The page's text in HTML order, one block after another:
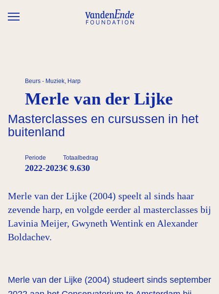
Overslaan en naar de inhoud gaan
Beurs - Muziek, Harp
Merle van der Lijke
Masterclasses en cursussen in het
buitenland
Periode
2022-2023
Totaalbedrag
€ 9.630
Merle van der Lijke (2004) speelt al sinds haar
zevende harp, en volgde eerder al masterclasses bij
Lavinia Meijer, Gwyneth Wentink en Alexander
Boldachev.
Merle van der Lijke (2004) studeert sinds september